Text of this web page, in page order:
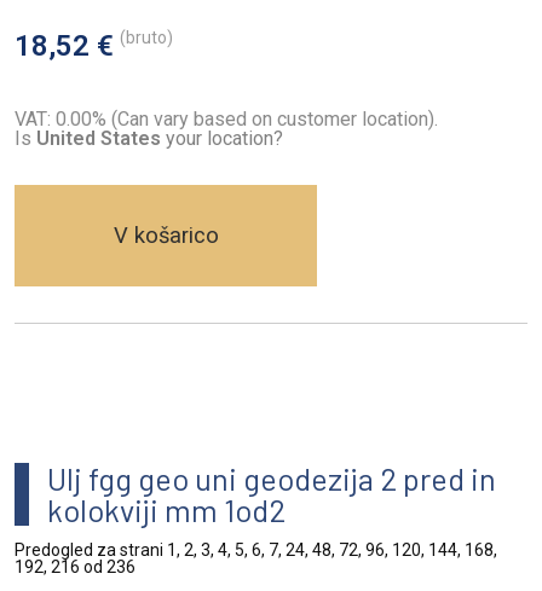
18,52 € (bruto)
VAT: 0.00% (Can vary based on customer location).
Is United States your location?
V košarico
Ulj fgg geo uni geodezija 2 pred in
kolokviji mm 1od2
Predogled za strani 1, 2, 3, 4, 5, 6, 7, 24, 48, 72, 96, 120, 144, 168,
192, 216 od 236